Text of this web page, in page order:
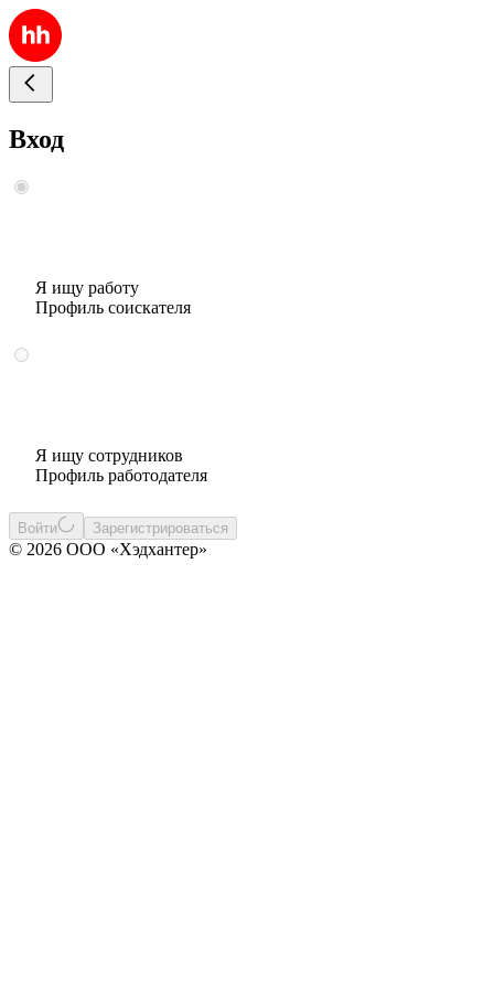
Вход
Я ищу работу
Профиль соискателя
Я ищу сотрудников
Профиль работодателя
Войти Зарегистрироваться
© 2026 ООО «Хэдхантер»